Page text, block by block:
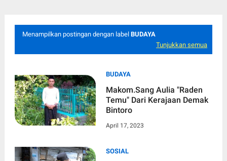
Menampilkan postingan dengan label BUDAYA
Tunjukkan semua
BUDAYA
Makom.Sang Aulia "Raden
Temu" Dari Kerajaan Demak
Bintoro
April 17, 2023
SOSIAL